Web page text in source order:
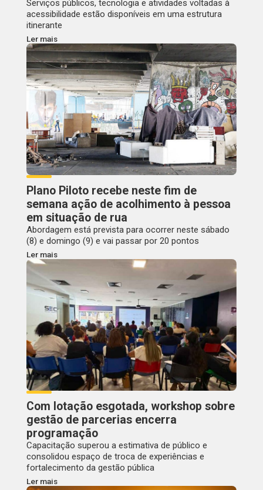
Serviços públicos, tecnologia e atividades voltadas à
acessibilidade estão disponíveis em uma estrutura
itinerante
Ler mais
Plano Piloto recebe neste fim de
semana ação de acolhimento à pessoa
em situação de rua
Abordagem está prevista para ocorrer neste sábado
(8) e domingo (9) e vai passar por 20 pontos
Ler mais
Com lotação esgotada, workshop sobre
gestão de parcerias encerra
programação
Capacitação superou a estimativa de público e
consolidou espaço de troca de experiências e
fortalecimento da gestão pública
Ler mais